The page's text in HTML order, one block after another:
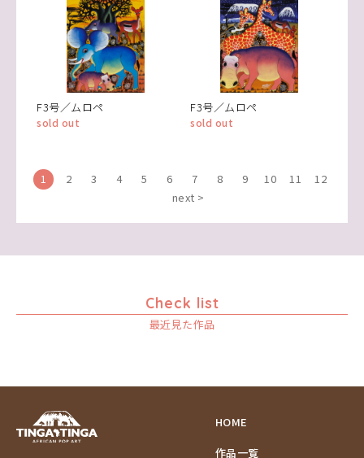
F3号／ムロペ
sold out
F3号／ムロペ
sold out
1 2 3 4 5 6 7 8 9 10 11
12
next >
Check list
最近見た作品
HOME
作品一覧